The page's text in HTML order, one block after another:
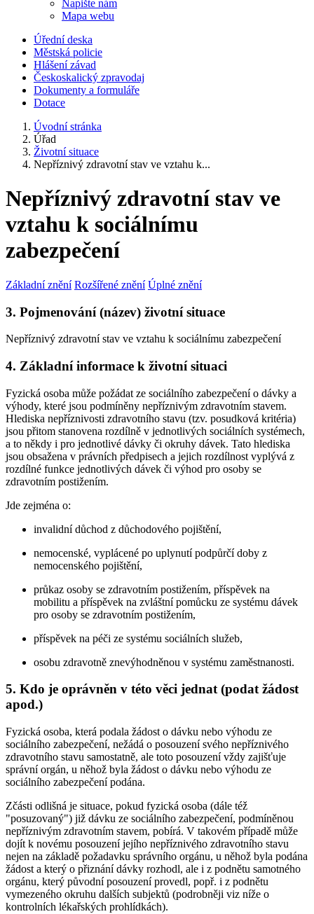
Napište nám
Mapa webu
Úřední deska
Městská policie
Hlášení závad
Českoskalický zpravodaj
Dokumenty a formuláře
Dotace
Úvodní stránka
Úřad
Životní situace
Nepříznivý zdravotní stav ve vztahu k...
Nepříznivý zdravotní stav ve
vztahu k sociálnímu
zabezpečení
Základní znění Rozšířené znění Úplné znění
3. Pojmenování (název) životní situace
Nepříznivý zdravotní stav ve vztahu k sociálnímu zabezpečení
4. Základní informace k životní situaci
Fyzická osoba může požádat ze sociálního zabezpečení o dávky a
výhody, které jsou podmíněny nepříznivým zdravotním stavem.
Hlediska nepříznivosti zdravotního stavu (tzv. posudková kritéria)
jsou přitom stanovena rozdílně v jednotlivých sociálních systémech,
a to někdy i pro jednotlivé dávky či okruhy dávek. Tato hlediska
jsou obsažena v právních předpisech a jejich rozdílnost vyplývá z
rozdílné funkce jednotlivých dávek či výhod pro osoby se
zdravotním postižením.
Jde zejména o:
invalidní důchod z důchodového pojištění,
nemocenské, vyplácené po uplynutí podpůrčí doby z
nemocenského pojištění,
průkaz osoby se zdravotním postižením, příspěvek na
mobilitu a příspěvek na zvláštní pomůcku ze systému dávek
pro osoby se zdravotním postižením,
příspěvek na péči ze systému sociálních služeb,
osobu zdravotně znevýhodněnou v systému zaměstnanosti.
5. Kdo je oprávněn v této věci jednat (podat žádost
apod.)
Fyzická osoba, která podala žádost o dávku nebo výhodu ze
sociálního zabezpečení, nežádá o posouzení svého nepříznivého
zdravotního stavu samostatně, ale toto posouzení vždy zajišťuje
správní orgán, u něhož byla žádost o dávku nebo výhodu ze
sociálního zabezpečení podána.
Zčásti odlišná je situace, pokud fyzická osoba (dále též
"posuzovaný") již dávku ze sociálního zabezpečení, podmíněnou
nepříznivým zdravotním stavem, pobírá. V takovém případě může
dojít k novému posouzení jejího nepříznivého zdravotního stavu
nejen na základě požadavku správního orgánu, u něhož byla podána
žádost a který o přiznání dávky rozhodl, ale i z podnětu samotného
orgánu, který původní posouzení provedl, popř. i z podnětu
vymezeného okruhu dalších subjektů (podrobněji viz níže o
kontrolních lékařských prohlídkách).